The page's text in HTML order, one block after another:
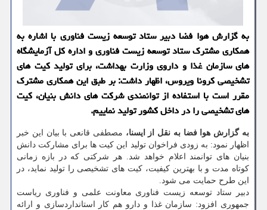
به گزارش هوا فضا دبیر ستاد توسعه زیست فناوری با اشاره به
همكاری مشترك ستاد توسعه زیست فناوری و اداره كل آزمایشگاه
های سازمان غذا و داروی وزارت بهداشت، برای تولید كیت های
تشخیصی كرونا ویروس، اظهار داشت: بر طبق این همكاری مشترك
مقرر است با استفاده از توانمندی شركت های دانش بنیان، كیت
های تشخیصی را در داخل كشور تولید نماییم.
به گزارش هوا فضا به نقل از ایسنا، مصطفی قانعی با بیان این خبر
اظهار نمود: به زودی فراخوان تولید این كیت ها برای مشاركت دانش
بنیان های توانمند اعلام خواهد شد. هر شركتی كه در بازه زمانی
كوتاه مدت و با بهترین كیفیت، كیت های تشخیصی را تولید نماید، در
این طرح حمایت می شود.
دبیر ستاد توسعه زیست فناوری معاونت علمی و فناوری ریاست
جمهوری افزود: سازمان غذا و دارو هم كار استانداردسازی و ارائه